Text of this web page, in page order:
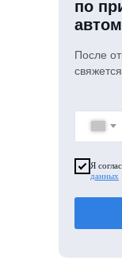
Я
данных
по
После